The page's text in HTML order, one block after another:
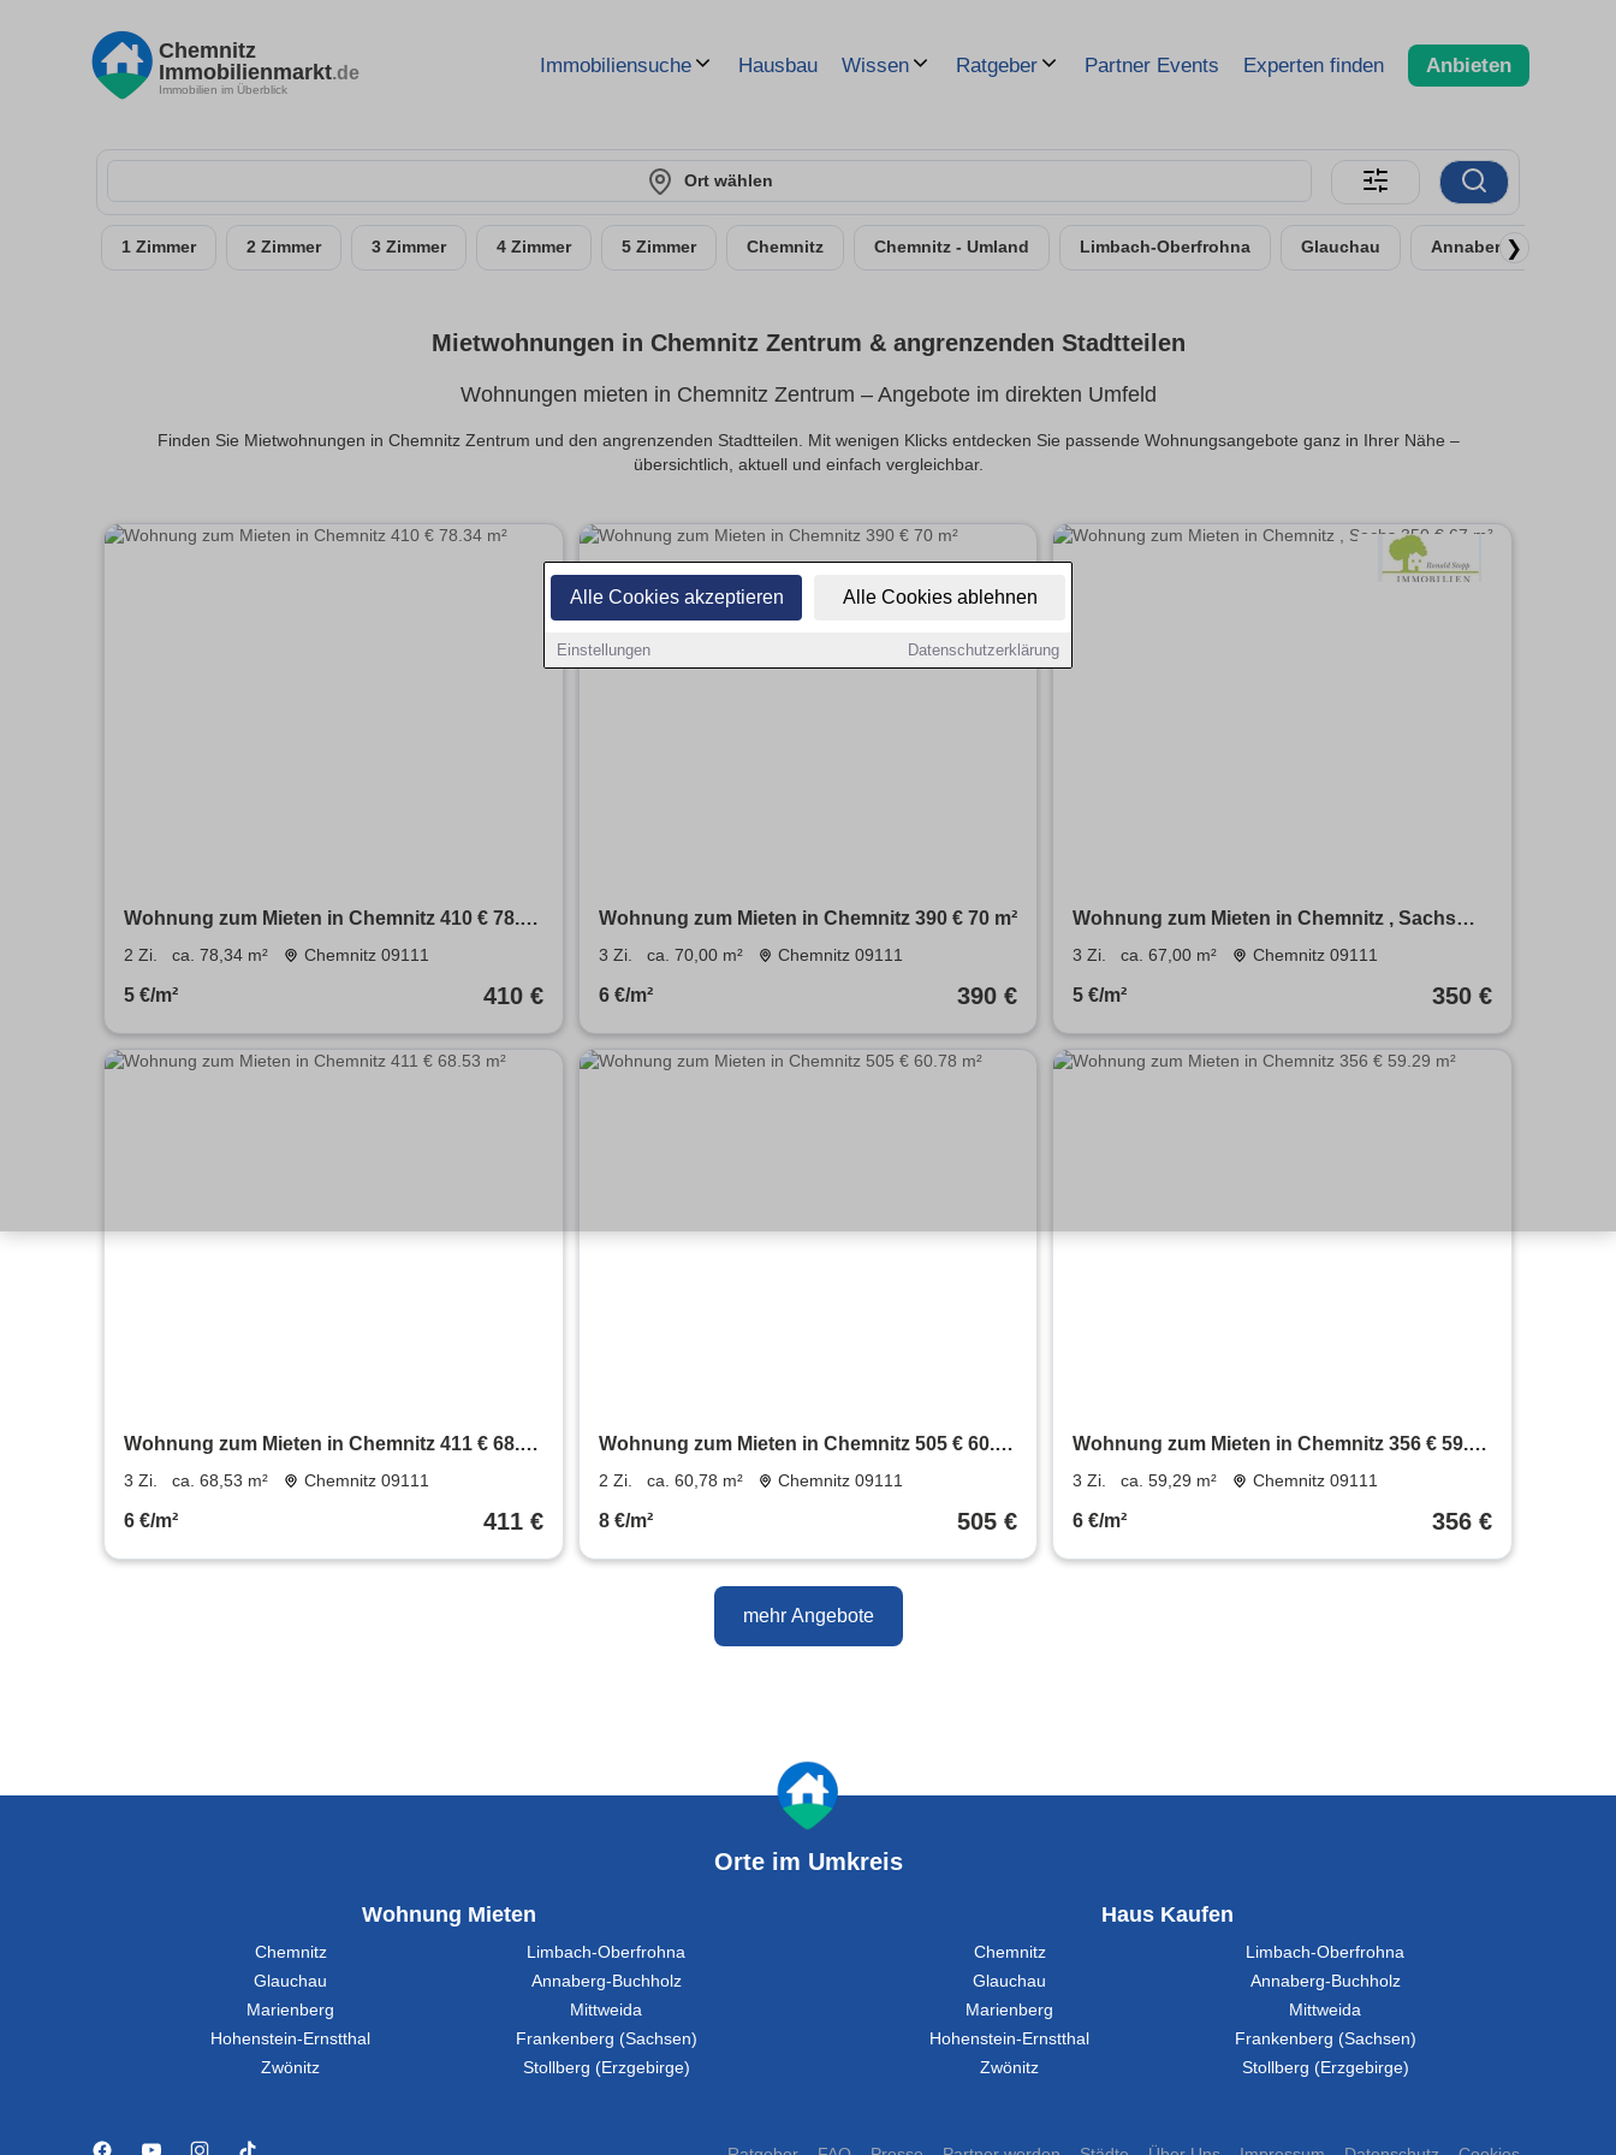
Alle Cookies akzeptieren Alle Cookies ablehnen
Einstellungen Datenschutzerklärung
Chemnitz
Immobilienmarkt.de
Immobilien im Überblick
Immobiliensuche Hausbau Wissen Ratgeber Partner Events Experten finden Anbieten
Ort wählen
1 Zimmer 2 Zimmer 3 Zimmer 4 Zimmer 5 Zimmer Chemnitz Chemnitz - Umland Limbach-Oberfrohna Glauchau Annaberg-Buchholz
❯
Mietwohnungen in Chemnitz Zentrum & angrenzenden Stadtteilen
Wohnungen mieten in Chemnitz Zentrum – Angebote im direkten Umfeld
Finden Sie Mietwohnungen in Chemnitz Zentrum und den angrenzenden Stadtteilen. Mit wenigen Klicks entdecken Sie passende Wohnungsangebote ganz in Ihrer Nähe –
übersichtlich, aktuell und einfach vergleichbar.
Wohnung zum Mieten in Chemnitz 410 € 78.34
m²
2 Zi. ca. 78,34 m² Chemnitz 09111
5 €/m² 410 €
Wohnung zum Mieten in Chemnitz 390 € 70 m²
3 Zi. ca. 70,00 m² Chemnitz 09111
6 €/m² 390 €
Wohnung zum Mieten in Chemnitz , Sachs
350 € 67 m²
3 Zi. ca. 67,00 m² Chemnitz 09111
5 €/m² 350 €
Wohnung zum Mieten in Chemnitz 411 € 68.53
m²
3 Zi. ca. 68,53 m² Chemnitz 09111
6 €/m² 411 €
Wohnung zum Mieten in Chemnitz 505 € 60.78
m²
2 Zi. ca. 60,78 m² Chemnitz 09111
8 €/m² 505 €
Wohnung zum Mieten in Chemnitz 356 € 59.29
m²
3 Zi. ca. 59,29 m² Chemnitz 09111
6 €/m² 356 €
mehr Angebote
Orte im Umkreis
Wohnung Mieten
Chemnitz
Limbach-Oberfrohna
Glauchau
Annaberg-Buchholz
Marienberg
Mittweida
Hohenstein-Ernstthal
Frankenberg (Sachsen)
Zwönitz
Stollberg (Erzgebirge)
Haus Kaufen
Chemnitz
Limbach-Oberfrohna
Glauchau
Annaberg-Buchholz
Marienberg
Mittweida
Hohenstein-Ernstthal
Frankenberg (Sachsen)
Zwönitz
Stollberg (Erzgebirge)